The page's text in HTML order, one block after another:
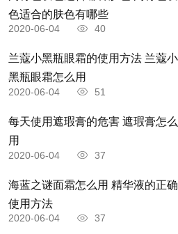
色适合的肤色有哪些
2020-06-04 40
兰蔻小黑瓶眼霜的使用方法 兰蔻小
黑瓶眼霜怎么用
2020-06-04 51
每天使用遮瑕膏的危害 遮瑕膏怎么
用
2020-06-04 37
海蓝之谜面霜怎么用 精华液的正确
使用方法
2020-06-04 37